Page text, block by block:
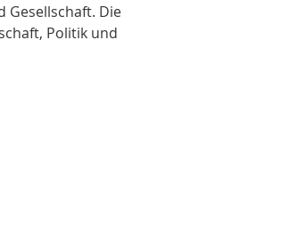
Gesellschaft. Die
Politik und